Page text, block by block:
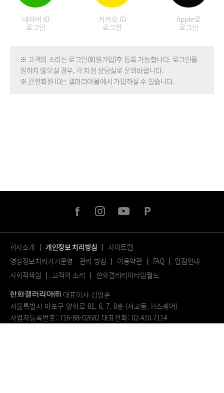
네이버 ID
로그인
카카오 ID
로그인
Apple로
로그인
※ 고객의 소리는 로그인(회원가입)후 등록 가능합니다. 로그인을
원하지 않으실 경우, 각 지점 상담실로 문의바랍니다.
※ 간편회원 ID는 갤러리아몰에서 가입하실 수 있습니다.
facebookinstagramyoutube
회사소개 개인정보 처리방침
사이트맵
영상정보처리기기운영ㆍ관리 방침
이용약관 FAQ
입점안내
사회적책임
고객의 소리
한화갤러리아타임월드
대표이사 김영훈
서울특별시 마포구 양화로 81, 6, 7, 8층 (서교동, H스퀘어)
사업자등록번호: 716-88-02682 대표전화: 02.410.7114